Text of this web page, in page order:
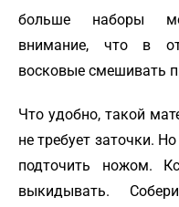
больше наборы
внимание, что в
восковые смешивать
Что удобно, такой
не требует заточки.
подточить ножом.
выкидывать.